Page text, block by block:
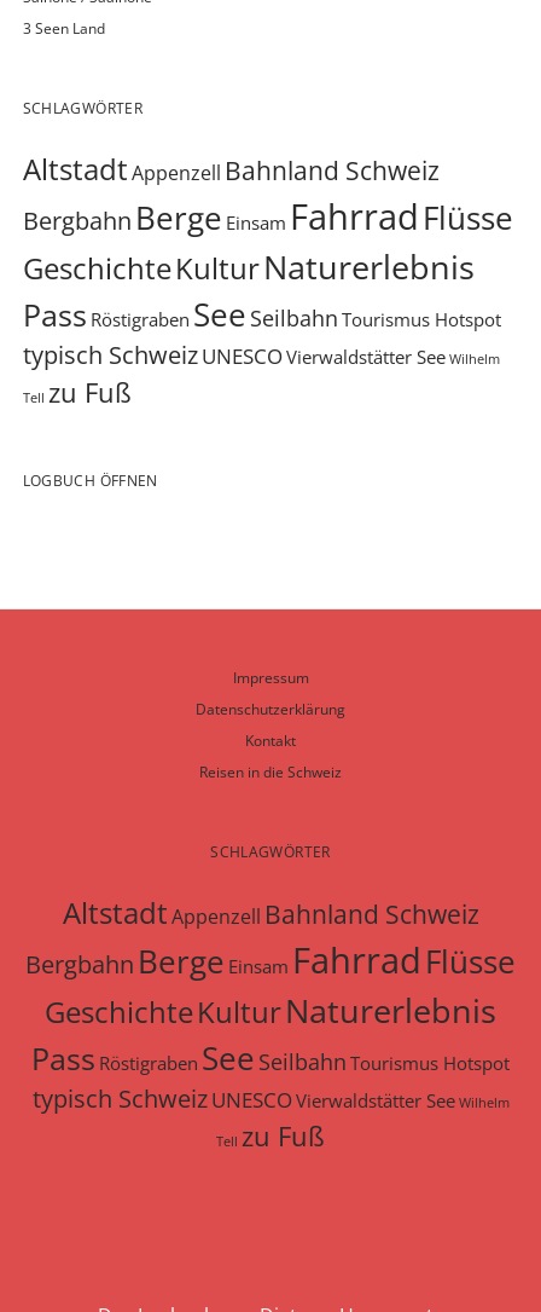
3 Seen Land
SCHLAGWÖRTER
AltstadtAppenzell Bahnland Schweiz
Bergbahn Berge Einsam FahrradFlüsse
GeschichteKulturNaturerlebnis
Pass Röstigraben See Seilbahn Tourismus Hotspot
typisch SchweizUNESCOVierwaldstätter See Wilhelm
Tell zu Fuß
LOGBUCH ÖFFNEN
Impressum
Datenschutzerklärung
Kontakt
Reisen in die Schweiz
SCHLAGWÖRTER
AltstadtAppenzell Bahnland Schweiz
Bergbahn Berge Einsam FahrradFlüsse
GeschichteKulturNaturerlebnis
Pass Röstigraben See Seilbahn Tourismus Hotspot
typisch SchweizUNESCOVierwaldstätter See Wilhelm
Tell zu Fuß